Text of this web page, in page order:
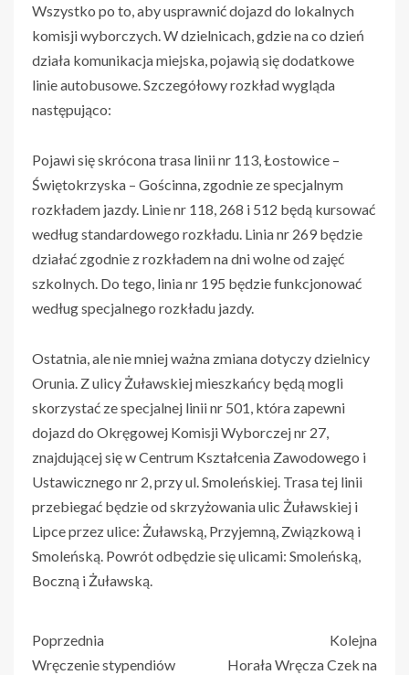
Wszystko po to, aby usprawnić dojazd do lokalnych
komisji wyborczych. W dzielnicach, gdzie na co dzień
działa komunikacja miejska, pojawią się dodatkowe
linie autobusowe. Szczegółowy rozkład wygląda
następująco:
Pojawi się skrócona trasa linii nr 113, Łostowice –
Świętokrzyska – Gościnna, zgodnie ze specjalnym
rozkładem jazdy. Linie nr 118, 268 i 512 będą kursować
według standardowego rozkładu. Linia nr 269 będzie
działać zgodnie z rozkładem na dni wolne od zajęć
szkolnych. Do tego, linia nr 195 będzie funkcjonować
według specjalnego rozkładu jazdy.
Ostatnia, ale nie mniej ważna zmiana dotyczy dzielnicy
Orunia. Z ulicy Żuławskiej mieszkańcy będą mogli
skorzystać ze specjalnej linii nr 501, która zapewni
dojazd do Okręgowej Komisji Wyborczej nr 27,
znajdującej się w Centrum Kształcenia Zawodowego i
Ustawicznego nr 2, przy ul. Smoleńskiej. Trasa tej linii
przebiegać będzie od skrzyżowania ulic Żuławskiej i
Lipce przez ulice: Żuławską, Przyjemną, Związkową i
Smoleńską. Powrót odbędzie się ulicami: Smoleńską,
Boczną i Żuławską.
Poprzednia
Wręczenie stypendiów
Kolejna
Horała Wręcza Czek na